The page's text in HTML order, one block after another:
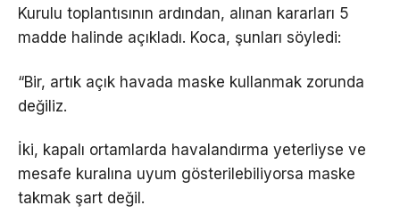
Kurulu toplantısının ardından, alınan kararları 5
madde halinde açıkladı. Koca, şunları söyledi:
“Bir, artık açık havada maske kullanmak zorunda
değiliz.
İki, kapalı ortamlarda havalandırma yeterliyse ve
mesafe kuralına uyum gösterilebiliyorsa maske
takmak şart değil.